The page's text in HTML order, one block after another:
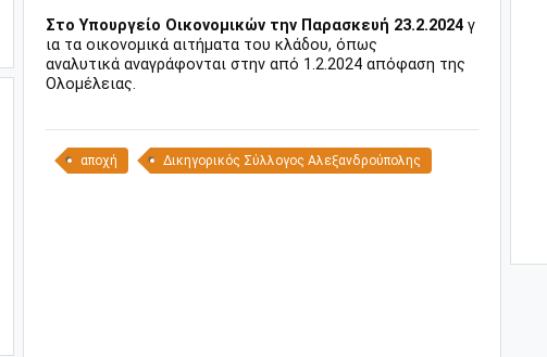
Στο Υπουργείο Οικονομικών την Παρασκευή 23.2.2024 γ
ια τα οικονομικά αιτήματα του κλάδου, όπως
αναλυτικά αναγράφονται στην από 1.2.2024 απόφαση της
Ολομέλειας.
αποχή Δικηγορικός Σύλλογος Αλεξανδρούπολης